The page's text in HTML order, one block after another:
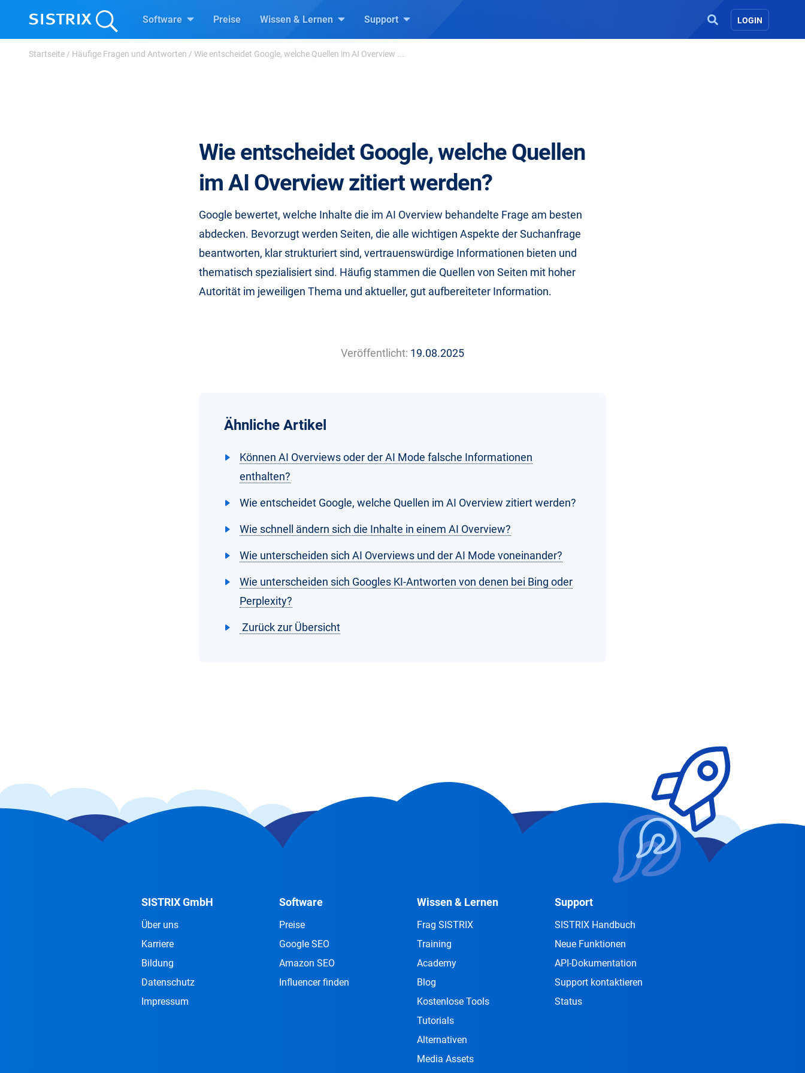
Software Preise Wissen & Lernen Support LOGIN
Startseite / Häufige Fragen und Antworten / Wie entscheidet Google, welche Quellen im AI Overview ...
Wie entscheidet Google, welche Quellen
im AI Overview zitiert werden?
Google bewertet, welche Inhalte die im AI Overview behandelte Frage am besten
abdecken. Bevorzugt werden Seiten, die alle wichtigen Aspekte der Suchanfrage
beantworten, klar strukturiert sind, vertrauenswürdige Informationen bieten und
thematisch spezialisiert sind. Häufig stammen die Quellen von Seiten mit hoher
Autorität im jeweiligen Thema und aktueller, gut aufbereiteter Information.
Veröffentlicht: 19.08.2025
Ähnliche Artikel
Können AI Overviews oder der AI Mode falsche Informationen
enthalten?
Wie entscheidet Google, welche Quellen im AI Overview zitiert werden?
Wie schnell ändern sich die Inhalte in einem AI Overview?
Wie unterscheiden sich AI Overviews und der AI Mode voneinander?
Wie unterscheiden sich Googles KI-Antworten von denen bei Bing oder
Perplexity?
Zurück zur Übersicht
SISTRIX GmbH
Über uns
Karriere
Bildung
Datenschutz
Impressum
Software
Preise
Google SEO
Amazon SEO
Influencer finden
Wissen & Lernen
Frag SISTRIX
Training
Academy
Blog
Kostenlose Tools
Tutorials
Alternativen
Media Assets
Support
SISTRIX Handbuch
Neue Funktionen
API-Dokumentation
Support kontaktieren
Status